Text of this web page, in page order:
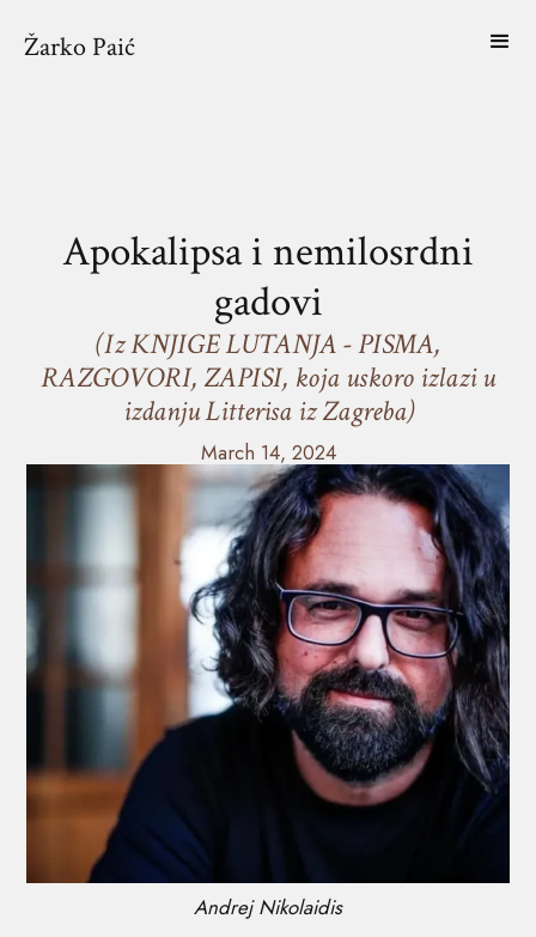
Žarko Paić
Apokalipsa i nemilosrdni
gadovi
(Iz KNJIGE LUTANJA - PISMA,
RAZGOVORI, ZAPISI, koja uskoro izlazi u
izdanju Litterisa iz Zagreba)
March 14, 2024
Andrej Nikolaidis